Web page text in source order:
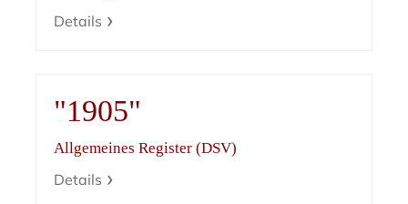
Details
"1905"
Allgemeines Register (DSV)
Details